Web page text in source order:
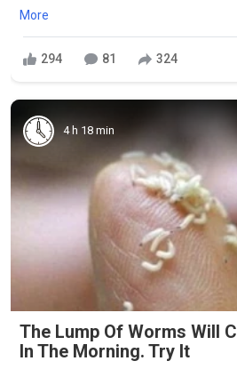
More
294 81 324
4 h 18 min
The Lump Of Worms Will
In The Morning. Try It